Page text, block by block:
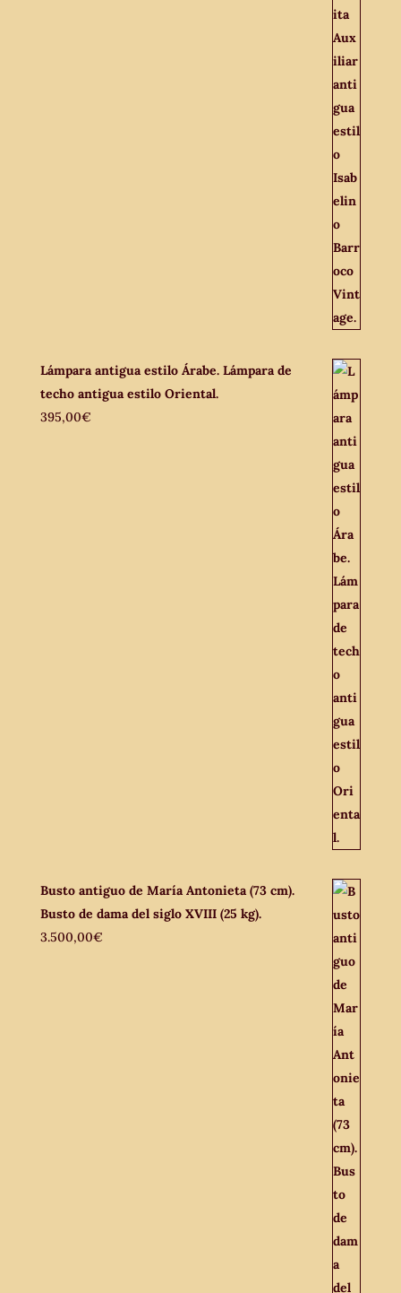
Lámpara antigua estilo Árabe. Lámpara de
techo antigua estilo Oriental.
395,00€
Busto antiguo de María Antonieta (73 cm).
Busto de dama del siglo XVIII (25 kg).
3.500,00€